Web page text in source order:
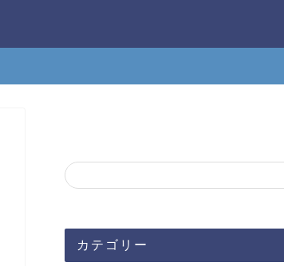
カテゴリー